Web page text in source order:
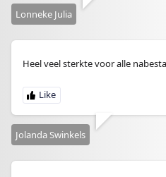
Lonneke Julia
Heel veel sterkte voor alle
Jolanda Swinkels